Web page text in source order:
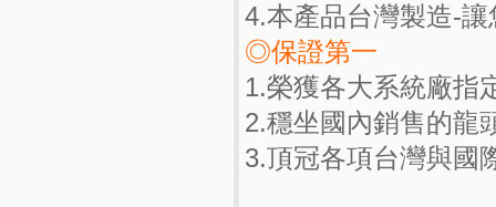
4.本產品台灣製造-
◎保證第一
1.榮獲各大系統廠指
2.穩坐國內銷售的龍
3.頂冠各項台灣與國